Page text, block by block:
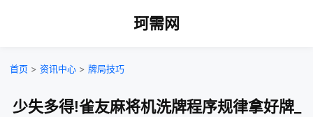
珂需网
首页 > 资讯中心 > 牌局技巧
少失多得!雀友麻将机洗牌程序规律拿好牌_